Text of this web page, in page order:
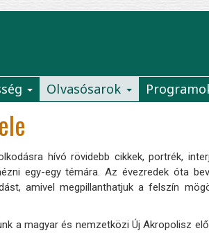
Olvasósarok
hívó rövidebb cikkek, portrék,
egy-egy témára. Az évezredek óta
amivel megpillanthatjuk a felszín
a magyar és nemzetközi Új Akropolisz